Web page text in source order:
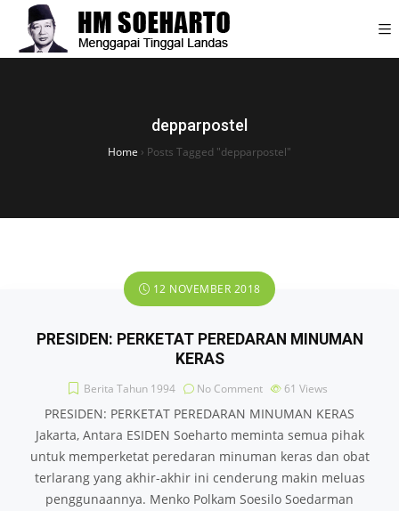
depparpostel
Home › Posts Tagged "depparpostel"
12 NOVEMBER 2018
PRESIDEN: PERKETAT PEREDARAN MINUMAN
KERAS
Berita Tahun 1994 No Comment 61 Views
PRESIDEN: PERKETAT PEREDARAN MINUMAN KERAS
Jakarta, Antara ESIDEN Soeharto meminta semua pihak
untuk memperketat peredaran minuman keras dan obat
terlarang yang akhir-akhir ini cenderung makin meluas
penggunaannya. Menko Polkam Soesilo Soedarman